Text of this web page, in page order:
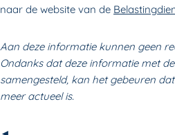
naar de website van de
Aan deze informatie kunnen geen
Ondanks dat deze informatie met
samengesteld, kan het gebeuren
meer actueel is.